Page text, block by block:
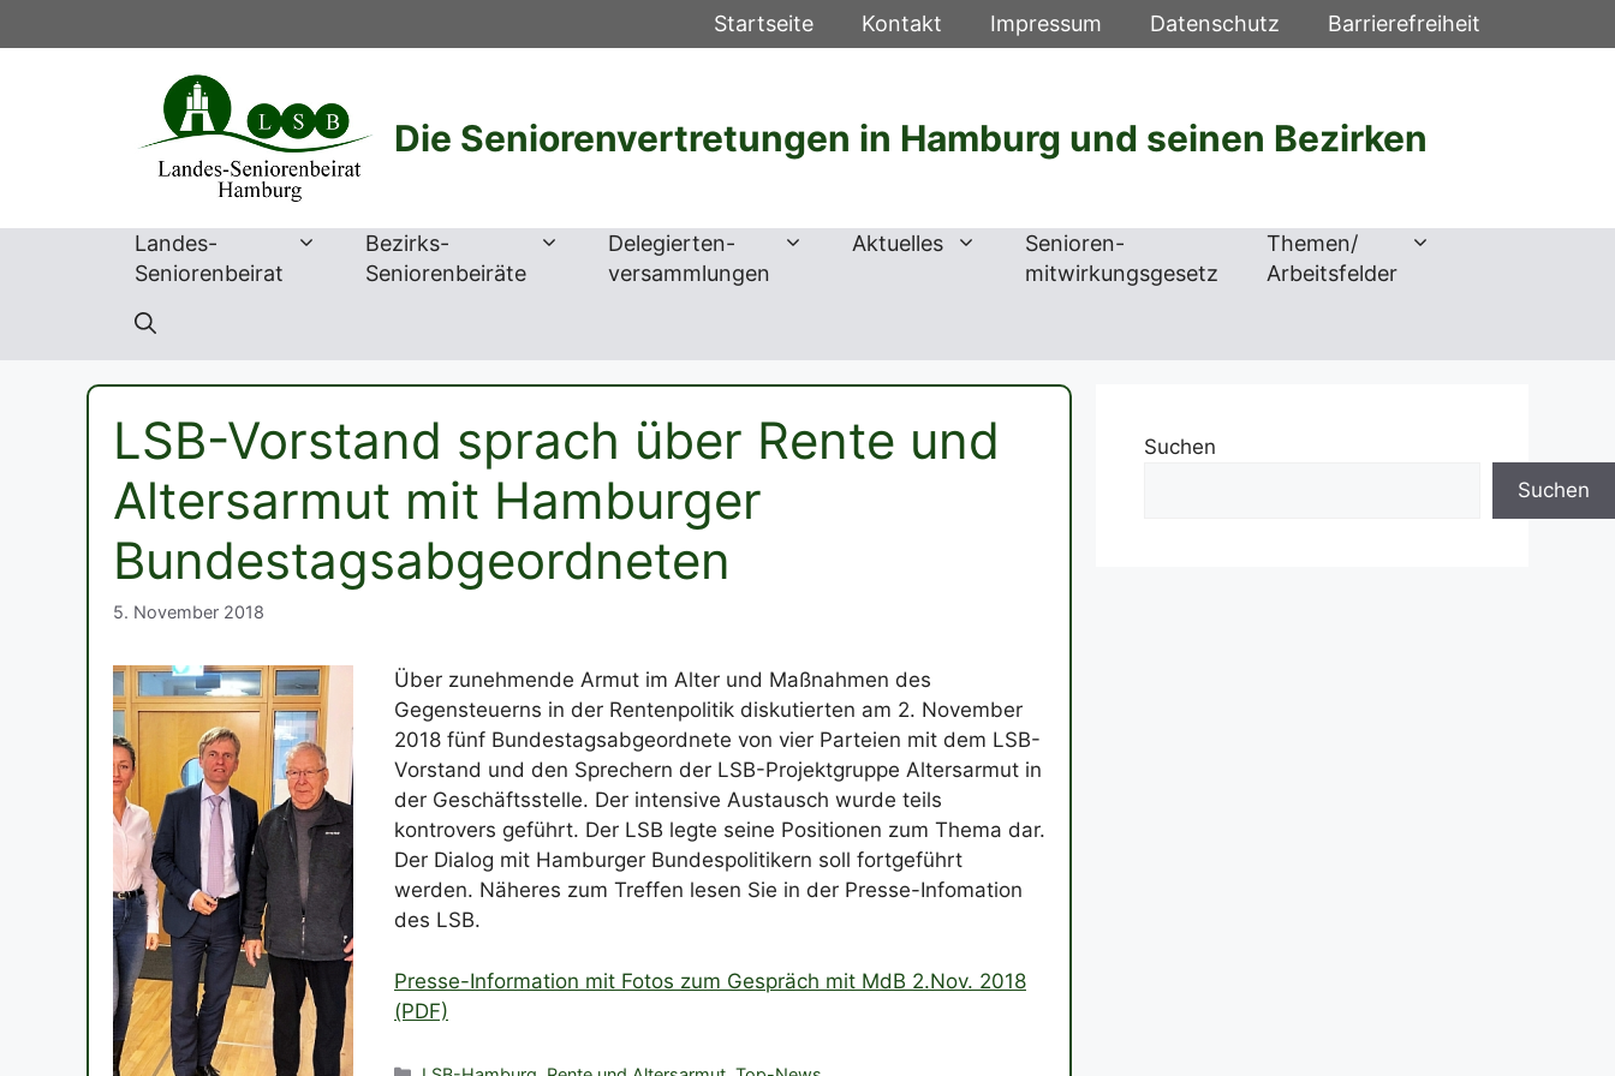
Inhalt
Startseite Kontakt Impressum Datenschutz Barrierefreiheit
Die Seniorenvertretungen in Hamburg und seinen Bezirken
Landes-
Seniorenbeirat
Bezirks-
Seniorenbeiräte
Delegierten-
versammlungen
Aktuelles
Senioren-
mitwirkungsgesetz
Themen/
Arbeitsfelder
LSB-Vorstand sprach über Rente und
Altersarmut mit Hamburger
Bundestagsabgeordneten
5. November 2018
Über zunehmende Armut im Alter und Maßnahmen des
Gegensteuerns in der Rentenpolitik diskutierten am 2. November
2018 fünf Bundestagsabgeordnete von vier Parteien mit dem LSB-
Vorstand und den Sprechern der LSB-Projektgruppe Altersarmut in
der Geschäftsstelle. Der intensive Austausch wurde teils
kontrovers geführt. Der LSB legte seine Positionen zum Thema dar.
Der Dialog mit Hamburger Bundespolitikern soll fortgeführt
werden. Näheres zum Treffen lesen Sie in der Presse-Infomation
des LSB.
Presse-Information mit Fotos zum Gespräch mit MdB 2.Nov. 2018
(PDF)
Suchen
Suchen